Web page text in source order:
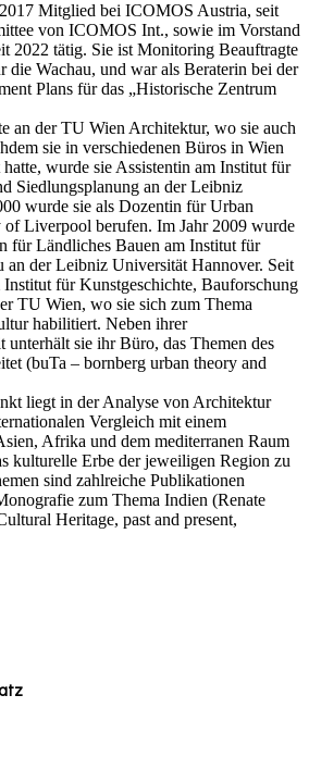
Mitglied bei ICOMOS Austria, seit
von ICOMOS Int., sowie im Vorstand
2022 tätig. Sie ist Monitoring Beauftragte
Wachau, und war als Beraterin bei der
Plans für das „Historische Zentrum
an der TU Wien Architektur, wo sie auch
sie in verschiedenen Büros in Wien
wurde sie Assistentin am Institut für
Siedlungsplanung an der Leibniz
wurde sie als Dozentin für Urban
Liverpool berufen. Im Jahr 2009 wurde
für Ländliches Bauen am Institut für
an der Leibniz Universität Hannover. Seit
für Kunstgeschichte, Bauforschung
TU Wien, wo sie sich zum Thema
habilitiert. Neben ihrer
unterhält sie ihr Büro, das Themen des
(buTa – bornberg urban theory and
liegt in der Analyse von Architektur
Vergleich mit einem
Afrika und dem mediterranen Raum
kulturelle Erbe der jeweiligen Region zu
sind zahlreiche Publikationen
zum Thema Indien (Renate
Heritage, past and present,